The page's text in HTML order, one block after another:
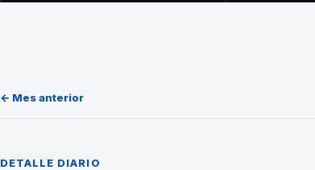
← Mes anterior
DETALLE DIARIO